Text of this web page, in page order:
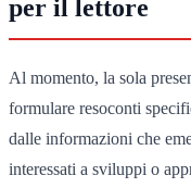
per il lettore
Al momento, la sola
formulare resoconti
dalle informazioni che
interessati a sviluppi o